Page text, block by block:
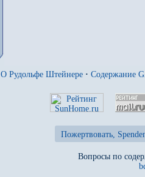
О Рудольфе Штейнере · Содержание
Пожертвовать,
Вопросы по